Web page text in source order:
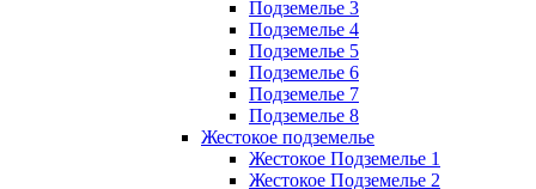
Подземелье 3
Подземелье 4
Подземелье 5
Подземелье 6
Подземелье 7
Подземелье 8
Жестокое подземелье
Жестокое Подземелье 1
Жестокое Подземелье 2